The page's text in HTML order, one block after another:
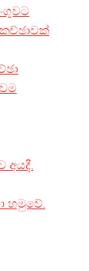
අයදී.
හමුවේ.